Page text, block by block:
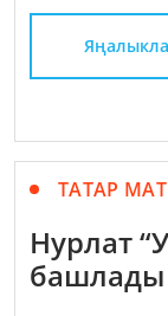
ТАТАР
Нурлат
башлады